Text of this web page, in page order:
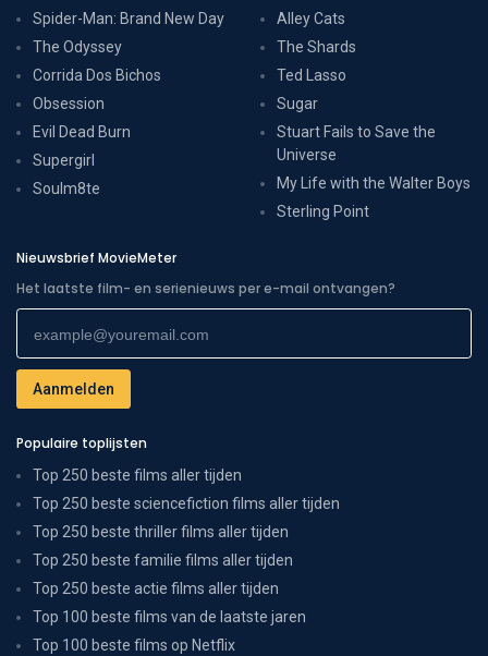
Spider-Man: Brand New Day
The Odyssey
Corrida Dos Bichos
Obsession
Evil Dead Burn
Supergirl
Soulm8te
Alley Cats
The Shards
Ted Lasso
Sugar
Stuart Fails to Save the
Universe
My Life with the Walter Boys
Sterling Point
Nieuwsbrief MovieMeter
Het laatste film- en serienieuws per e-mail ontvangen?
Populaire toplijsten
Top 250 beste films aller tijden
Top 250 beste sciencefiction films aller tijden
Top 250 beste thriller films aller tijden
Top 250 beste familie films aller tijden
Top 250 beste actie films aller tijden
Top 100 beste films van de laatste jaren
Top 100 beste films op Netflix